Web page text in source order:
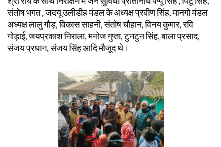
संतोष भगत , जदयू उलीडीह मंडल के अध्यक्ष प्रवीण सिंह, मानगो मंडल
अध्यक्ष लालु गौड़, विकास साहनी, संतोष चौहान, विनय कुमार, रवि
गोड़ाई, जयप्रकाश निराला, मनोज गुप्ता, टुनटुन सिंह, बाला प्रसाद,
संजय प्रधान, संजय सिंह आदि मौजूद थे।